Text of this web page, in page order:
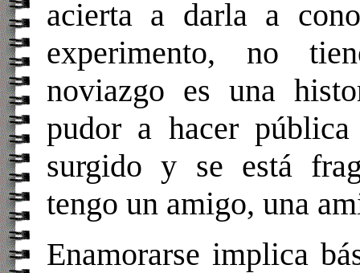
acierta a darla a
experimento, no
noviazgo es una
pudor a hacer
surgido y se está
tengo un amigo, una
Enamorarse implica